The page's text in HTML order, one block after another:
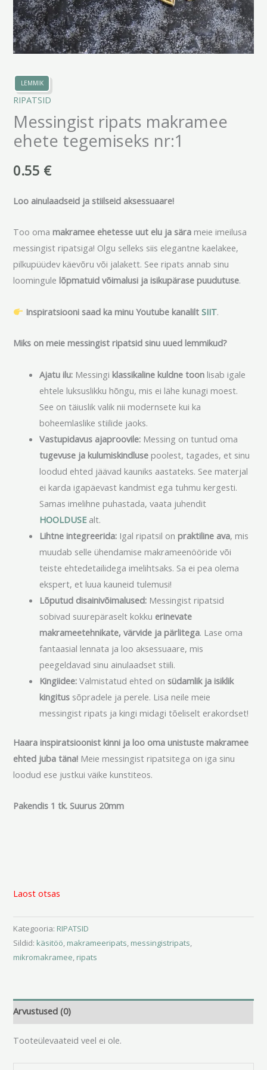
LEMMIK
RIPATSID
Messingist ripats makramee
ehete tegemiseks nr:1
0.55 €
Loo ainulaadseid ja stiilseid aksessuaare!
Too omamakramee ehetesse uut elu ja sära meie imeilusa
messingist ripatsiga! Olgu selleks siis elegantne kaelakee,
pilkupüüdev käevõru või jalakett. See ripats annab sinu
loomingulelõpmatuid võimalusi ja isikupärase puudutuse.
Inspiratsiooni saad ka minu Youtube kanaliltSIIT.
Miks on meie messingist ripatsid sinu uued lemmikud?
Ajatu ilu: Messingiklassikaline kuldne toon lisab igale
ehtele luksuslikku hõngu, mis ei lähe kunagi moest.
See on täiuslik valik nii modernsete kui ka
boheemlaslike stiilide jaoks.
Vastupidavus ajaproovile: Messing on tuntud oma
tugevuse ja kulumiskindluse poolest, tagades, et sinu
loodud ehted jäävad kauniks aastateks. See materjal
ei karda igapäevast kandmist ega tuhmu kergesti.
Samas imelihne puhastada, vaata juhendit
HOOLDUSEalt.
Lihtne integreerida: Igal ripatsil onpraktiline ava, mis
muudab selle ühendamise makrameenööride või
teiste ehtedetailidega imelihtsaks. Sa ei pea olema
ekspert, et luua kauneid tulemusi!
Lõputud disainivõimalused: Messingist ripatsid
sobivad suurepäraselt kokku erinevate
makrameetehnikate, värvide ja pärlitega. Lase oma
fantaasial lennata ja loo aksessuaare, mis
peegeldavad sinu ainulaadset stiili.
Kingiidee: Valmistatud ehted onsüdamlik ja isiklik
kingitus sõpradele ja perele. Lisa neile meie
messingist ripats ja kingi midagi tõeliselt erakordset!
Haara inspiratsioonist kinni ja loo oma unistuste makramee
ehted juba täna! Meie messingist ripatsitega on iga sinu
loodud ese justkui väike kunstiteos.
Pakendis 1 tk. Suurus 20mm
Laost otsas
Kategooria: RIPATSID
Sildid: käsitöö, makrameeripats, messingistripats,
mikromakramee, ripats
Arvustused (0)
Tooteülevaateid veel ei ole.